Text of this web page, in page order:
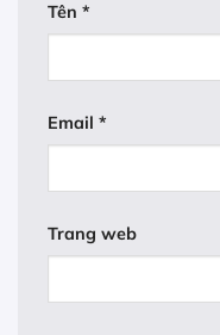
Tên *
Email *
Trang web